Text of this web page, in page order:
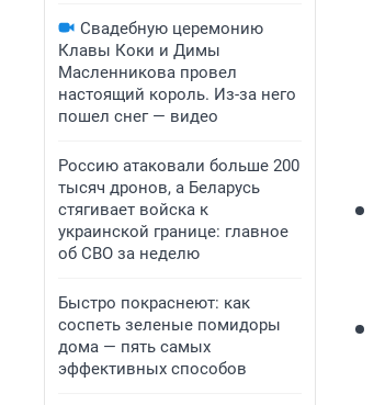
Свадебную церемонию
Клавы Коки и Димы
Масленникова провел
настоящий король. Из-за него
пошел снег — видео
Россию атаковали больше 200
тысяч дронов, а Беларусь
стягивает войска к
украинской границе: главное
об СВО за неделю
Быстро покраснеют: как
соспеть зеленые помидоры
дома — пять самых
эффективных способов